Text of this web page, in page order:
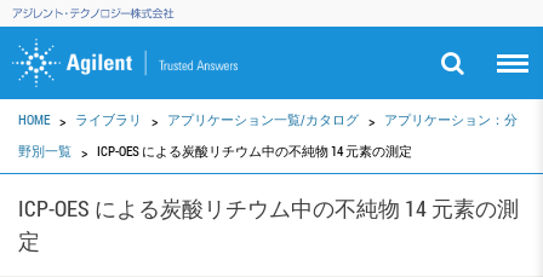
HOME ライブラリ アプリケーション一覧/カタログ
アプリケーション：分
野別一覧
ICP-OES による炭酸リチウム中の不純物 14 元素の測定
ICP-OES による炭酸リチウム中の不純物 14 元素の測
定